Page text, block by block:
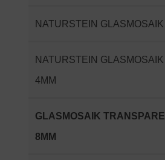
NATURSTEIN GLASMOSAIK
NATURSTEIN GLASMOSAIK
4MM
GLASMOSAIK
8MM